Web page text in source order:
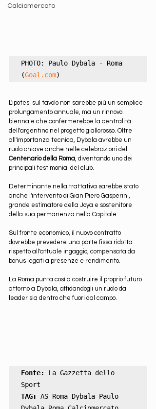
Calciomercato
PHOTO: Paulo Dybala - Roma
(Goal.com)
L'ipotesi sul tavolo non sarebbe più un semplice
prolungamento annuale, ma un rinnovo
biennale che confermerebbe la centralità
dell'argentino nel progetto giallorosso. Oltre
all'importanza tecnica, Dybala avrebbe un
ruolo chiave anche nelle celebrazioni del
Centenario della Roma , diventando uno dei
principali testimonial del club.
Determinante nella trattativa sarebbe stato
anche l'intervento di Gian Piero Gasperini,
grande estimatore della Joya e sostenitore
della sua permanenza nella Capitale.
Sul fronte economico, il nuovo contratto
dovrebbe prevedere una parte fissa ridotta
rispetto all'attuale ingaggio, compensata da
bonus legati a presenze e rendimento.
La Roma punta così a costruire il proprio futuro
attorno a Dybala, affidandogli un ruolo da
leader sia dentro che fuori dal campo.
Fonte: La Gazzetta dello
TAG: AS Roma Dybala Paulo